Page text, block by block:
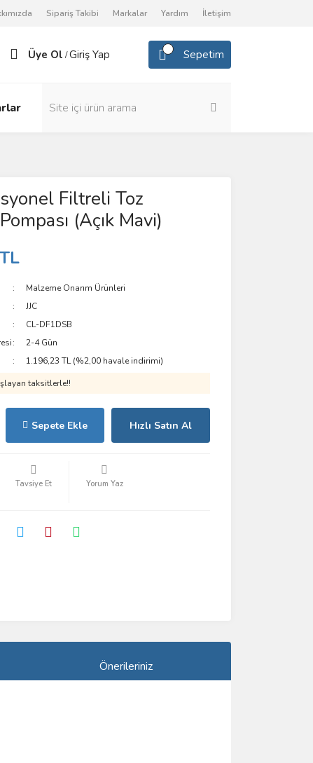
Sipariş Takibi Markalar Yardım İletişim
Üye Ol /Giriş Yap Sepetim
Filtreli Toz
(Açık Mavi)
Malzeme Onarım Ürünleri
JJC
CL-DF1DSB
2-4 Gün
1.196,23 TL (%2,00 havale indirimi)
taksitlerle!!
Sepete Ekle Hızlı Satın Al
Tavsiye Et Yorum Yaz
Önerileriniz